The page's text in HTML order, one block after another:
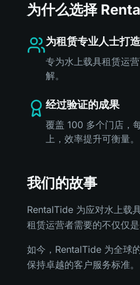
为什么选择
为租赁专业人士打造
专为水上载具租赁运
解。
经过验证的成果
覆盖 100 多个门店，
上，效率提升可衡量。
我们的故事
RentalTide 为应对水上载
租赁运营者需要的不仅仅
如今，RentalTide 为全球
保持卓越的客户服务标准。